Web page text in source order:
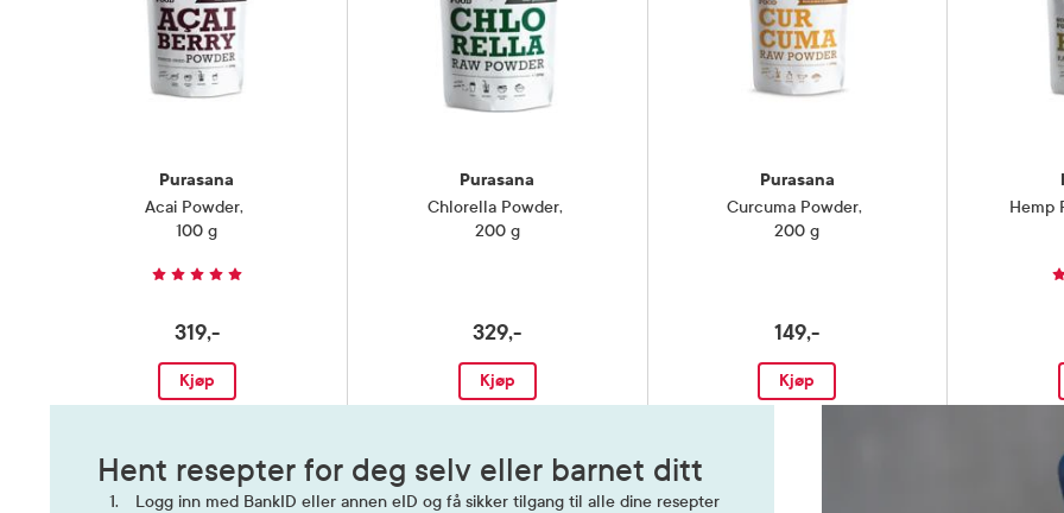
Kakao
Næringsmiddel
Purasana
Acai Powder,
100 g
319,-
Kjøp
Purasana
Chlorella Powder,
200 g
329,-
Kjøp
Purasana
Curcuma Powder,
200 g
149,-
Kjøp
Hemp
Hent resepter for deg selv eller barnet ditt
Logg inn med BankID eller annen eID og få sikker tilgang til alle dine resepter